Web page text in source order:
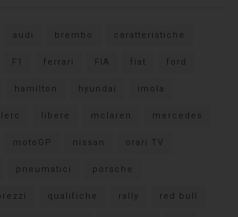
audi brembo caratteristiche
F1 ferrari FIA fiat ford
hamilton hyundai imola
libere mclaren mercedes
motoGP nissan orari TV
pneumatici porsche
qualifiche rally red bull